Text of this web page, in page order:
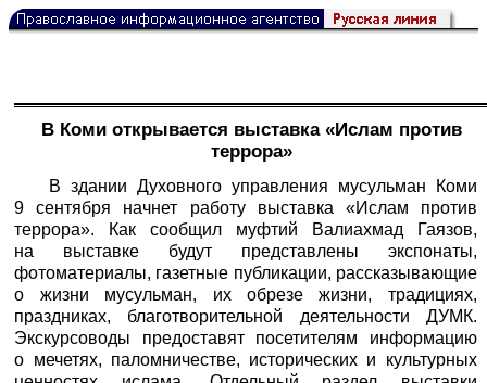
В Коми открывается выставка «Ислам против
террора»
В здании Духовного управления мусульман Коми
9 сентября начнет работу выставка «Ислам против
террора». Как сообщил муфтий Валиахмад Гаязов,
на выставке будут представлены экспонаты,
фотоматериалы, газетные публикации, рассказывающие
о жизни мусульман, их обрезе жизни, традициях,
праздниках, благотворительной деятельности ДУМК.
Экскурсоводы предоставят посетителям информацию
о мечетях, паломничестве, исторических и культурных